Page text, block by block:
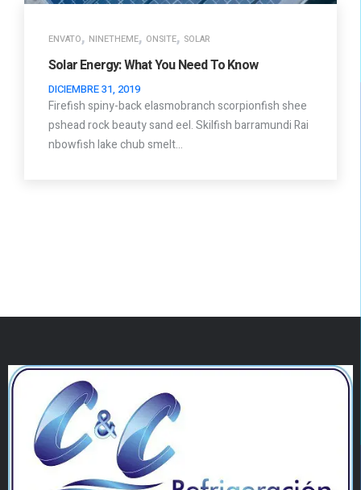
ENVATO, NINETHEME, ONSITE, SOLAR
Solar Energy: What You Need To Know
DICIEMBRE 31, 2019
Firefish spiny-back elasmobranch scorpionfish shee
pshead rock beauty sand eel. Skilfish barramundi Rai
nbowfish lake chub smelt…